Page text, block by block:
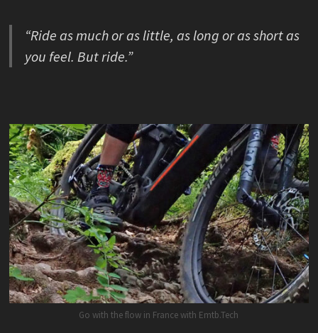
“Ride as much or as little, as long or as short as
you feel. But ride.”
Go with the flow in France with Emtb.Tech